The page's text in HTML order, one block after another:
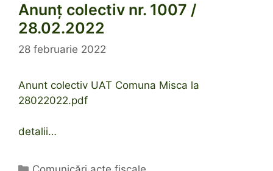
Anunț colectiv nr. 1007 /
28.02.2022
28 februarie 2022
Anunt colectiv UAT Comuna Misca la
28022022.pdf
detalii…
Categorii